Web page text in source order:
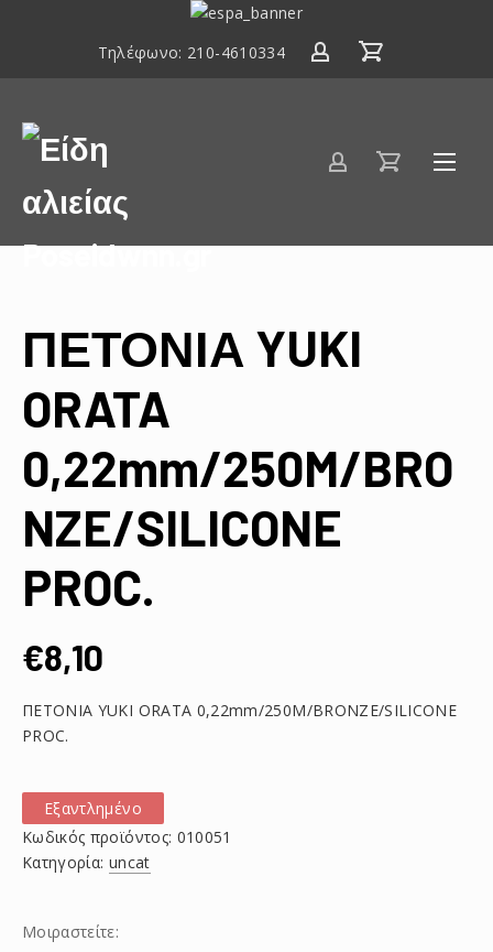
ΕΣΠΑ
2020
Τηλέφωνο: 210-4610334
Είδη
αλιείας
Poseidwnn.gr
ΠΕΤΟΝΙΑ YUKI
ORATA
0,22mm/250M/BRO
NZE/SILICONE
PROC.
€8,10
ΠΕΤΟΝΙΑ YUKI ORATA 0,22mm/250M/BRONZE/SILICONE
PROC.
Εξαντλημένο
Κωδικός προϊόντος: 010051
Κατηγορία: uncat
Μοιραστείτε: